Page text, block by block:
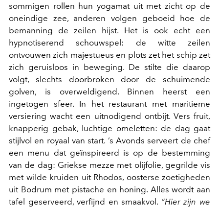
sommigen rollen hun yogamat uit met zicht op de
oneindige zee, anderen volgen geboeid hoe de
bemanning de zeilen hijst. Het is ook echt een
hypnotiserend schouwspel: de witte zeilen
ontvouwen zich majestueus en plots zet het schip zet
zich geruisloos in beweging. De stilte die daarop
volgt, slechts doorbroken door de schuimende
golven, is overweldigend. Binnen heerst een
ingetogen sfeer. In het restaurant met maritieme
versiering wacht een uitnodigend ontbijt. Vers fruit,
knapperig gebak, luchtige omeletten: de dag gaat
stijlvol en royaal van start. ’s Avonds serveert de chef
een menu dat geïnspireerd is op de bestemming
van de dag: Griekse mezze met olijfolie, gegrilde vis
met wilde kruiden uit Rhodos, oosterse zoetigheden
uit Bodrum met pistache en honing. Alles wordt aan
tafel geserveerd, verfijnd en smaakvol. “Hier zijn we